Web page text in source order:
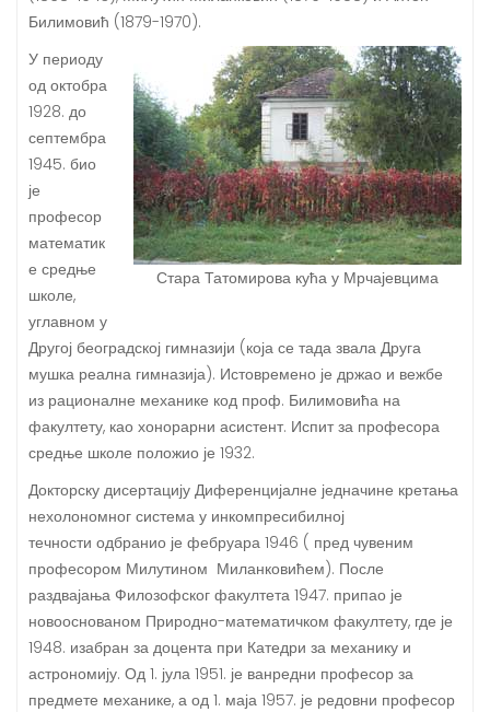
Билимовић (1879-1970).
Стара Татомирова кућа у Мрчајевцима
У периоду
од октобра
1928. до
септембра
1945. био
је
професор
математик
е средње
школе,
углавном у
Другој београдској гимназији (која се тада звала Друга
мушка реална гимназија). Истовремено је држао и вежбе
из рационалне механике код проф. Билимовића на
факултету, као хонорарни асистент. Испит за професора
средње школе положио је 1932.
Докторску дисертацију Диференцијалне једначине кретања
нехолономног система у инкомпресибилној
течности одбранио је фебруара 1946 ( пред чувеним
професором Милутином Миланковићем). После
раздвајања Филозофског факултета 1947. припао је
новооснованом Природно-математичком факултету, где је
1948. изабран за доцента при Катедри за механику и
астрономију. Од 1. јула 1951. је ванредни професор за
предмете механике, а од 1. маја 1957. је редовни професор